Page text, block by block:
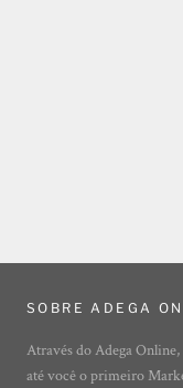
SOBRE ADEGA
Através do Adega
até você o primeiro